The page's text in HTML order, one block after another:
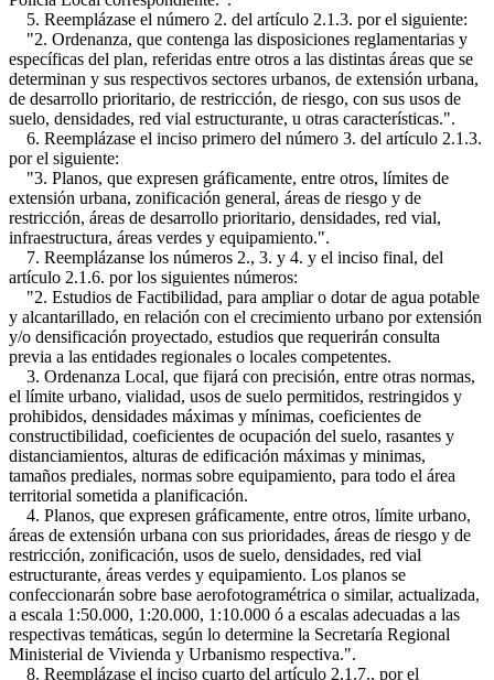
5. Reemplázase el número 2. del artículo 2.1.3. por el siguiente:
"2. Ordenanza, que contenga las disposiciones reglamentarias y
específicas del plan, referidas entre otros a las distintas áreas que se
determinan y sus respectivos sectores urbanos, de extensión urbana,
de desarrollo prioritario, de restricción, de riesgo, con sus usos de
suelo, densidades, red vial estructurante, u otras características.".
6. Reemplázase el inciso primero del número 3. del artículo 2.1.3.
por el siguiente:
"3. Planos, que expresen gráficamente, entre otros, límites de
extensión urbana, zonificación general, áreas de riesgo y de
restricción, áreas de desarrollo prioritario, densidades, red vial,
infraestructura, áreas verdes y equipamiento.".
7. Reemplázanse los números 2., 3. y 4. y el inciso final, del
artículo 2.1.6. por los siguientes números:
"2. Estudios de Factibilidad, para ampliar o dotar de agua potable
y alcantarillado, en relación con el crecimiento urbano por extensión
y/o densificación proyectado, estudios que requerirán consulta
previa a las entidades regionales o locales competentes.
3. Ordenanza Local, que fijará con precisión, entre otras normas,
el límite urbano, vialidad, usos de suelo permitidos, restringidos y
prohibidos, densidades máximas y mínimas, coeficientes de
constructibilidad, coeficientes de ocupación del suelo, rasantes y
distanciamientos, alturas de edificación máximas y minimas,
tamaños prediales, normas sobre equipamiento, para todo el área
territorial sometida a planificación.
4. Planos, que expresen gráficamente, entre otros, límite urbano,
áreas de extensión urbana con sus prioridades, áreas de riesgo y de
restricción, zonificación, usos de suelo, densidades, red vial
estructurante, áreas verdes y equipamiento. Los planos se
confeccionarán sobre base aerofotogramétrica o similar, actualizada,
a escala 1:50.000, 1:20.000, 1:10.000 ó a escalas adecuadas a las
respectivas temáticas, según lo determine la Secretaría Regional
Ministerial de Vivienda y Urbanismo respectiva.".
8. Reemplázase el inciso cuarto del artículo 2.1.7., por el